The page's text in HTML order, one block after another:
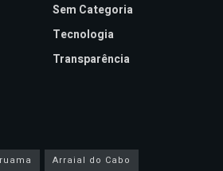
Sem Categoria
Tecnologia
Transparência
Arraial do Cabo